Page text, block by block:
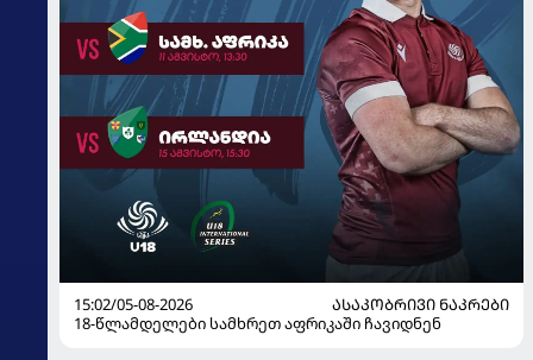
15:02/05-08-2026
ᲐᲡᲐᲙᲝᲑᲠᲘᲕᲘ ᲜᲐᲙᲠᲔᲑᲘ
18-წლამდელები სამხრეთ აფრიკაში ჩავიდნენ